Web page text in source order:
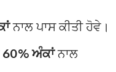
ਨਾਲ ਪਾਸ ਕੀਤੀ ਹੋਵੇ।
60% ਅੰਕਾਂਨਾਲ